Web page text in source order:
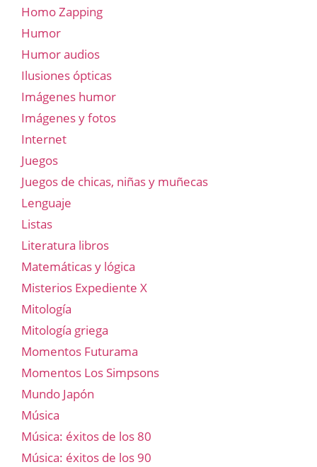
Homo Zapping
Humor
Humor audios
Ilusiones ópticas
Imágenes humor
Imágenes y fotos
Internet
Juegos
Juegos de chicas, niñas y muñecas
Lenguaje
Listas
Literatura libros
Matemáticas y lógica
Misterios Expediente X
Mitología
Mitología griega
Momentos Futurama
Momentos Los Simpsons
Mundo Japón
Música
Música: éxitos de los 80
Música: éxitos de los 90